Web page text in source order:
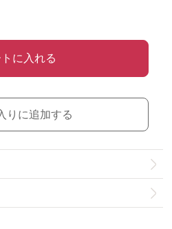
に入れる
りに追加する